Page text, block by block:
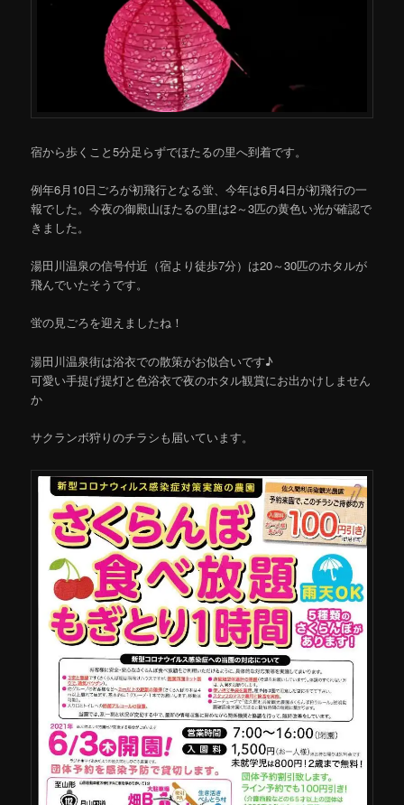
宿から歩くこと5分足らずでほたるの里へ到着です。
例年6月10日ごろが初飛行となる蛍、今年は6月4日が初飛行の一
報でした。今夜の御殿山ほたるの里は2～3匹の黄色い光が確認で
きました。
湯田川温泉の信号付近（宿より徒歩7分）は20～30匹のホタルが
飛んでいたそうです。
蛍の見ごろを迎えましたね！
湯田川温泉街は浴衣での散策がお似合いです♪
可愛い手提げ提灯と色浴衣で夜のホタル観賞にお出かけしません
か
サクランボ狩りのチラシも届いています。